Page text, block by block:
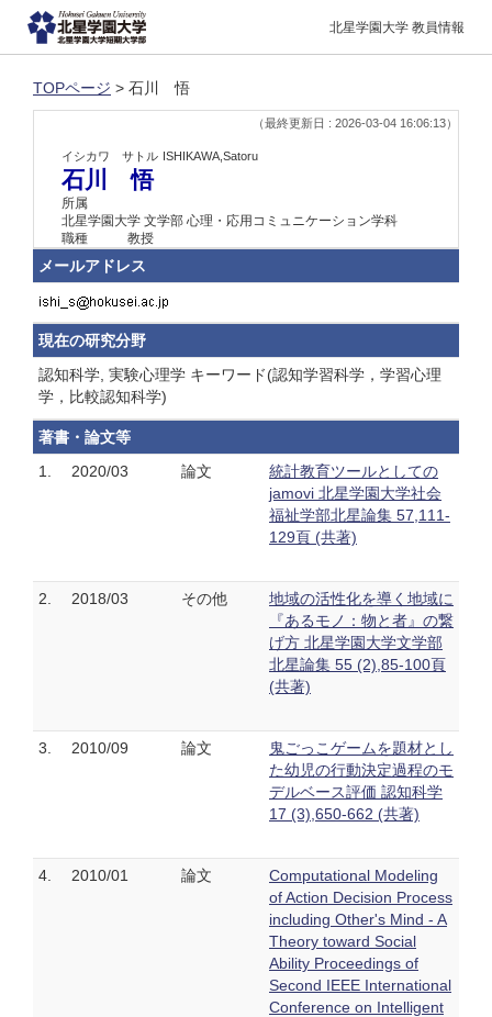
北星学園大学 教員情報
TOPページ > 石川 悟
（最終更新日 : 2026-03-04 16:06:13）
イシカワ サトル ISHIKAWA,Satoru
石川 悟
所属
北星学園大学 文学部 心理・応用コミュニケーション学科
職種
教授
メールアドレス
現在の研究分野
認知科学, 実験心理学 キーワード(認知学習科学，学習心理
学，比較認知科学)
著書・論文等
1.
2020/03 論文
統計教育ツールとしての
jamovi 北星学園大学社会
福祉学部北星論集 57,111-
129頁 (共著)
2. 2018/03 その他
地域の活性化を導く地域に
『あるモノ：物と者』の繋
げ方 北星学園大学文学部
北星論集 55 (2),85-100頁
(共著)
3. 2010/09 論文
鬼ごっこゲームを題材とし
た幼児の行動決定過程のモ
デルベース評価 認知科学
17 (3),650-662 (共著)
4. 2010/01 論文
Computational Modeling
of Action Decision Process
including Other's Mind - A
Theory toward Social
Ability Proceedings of
Second IEEE International
Conference on Intelligent